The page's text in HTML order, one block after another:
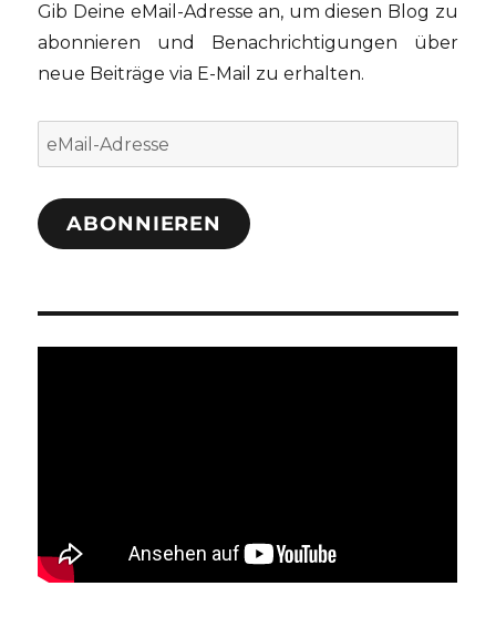
Gib Deine eMail-Adresse an, um diesen Blog zu
abonnieren und Benachrichtigungen über
neue Beiträge via E-Mail zu erhalten.
eMail-
Adresse
ABONNIEREN